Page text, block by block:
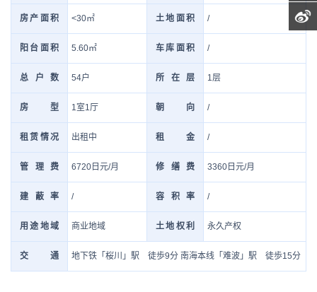
房产面积 <30㎡ 土地面积 /
阳台面积 5.60㎡ 车库面积 /
总户数 54户 所在层 1层
房型 1室1厅 朝向 /
租赁情况 出租中 租金 /
管理费 6720日元/月 修缮费 3360日元/月
建蔽率 / 容积率 /
用途地域 商业地域 土地权利 永久产权
交通 地下铁「桜川」駅 徒歩9分 南海本线「难波」駅 徒歩15分